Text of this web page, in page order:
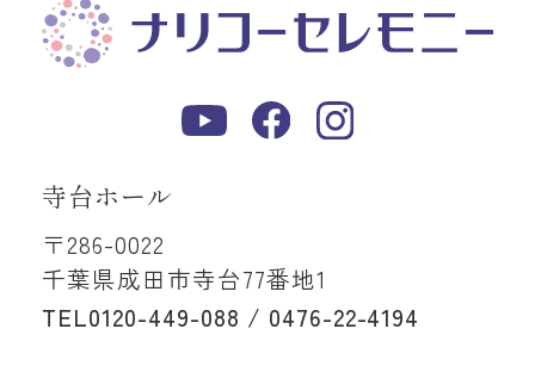
寺台ホール
〒286-0022
千葉県成田市寺台77番地1
TEL0120-449-088 / 0476-22-4194